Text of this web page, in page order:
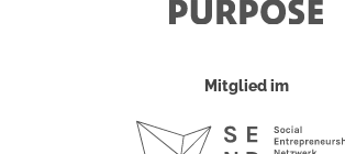
Mitglied im